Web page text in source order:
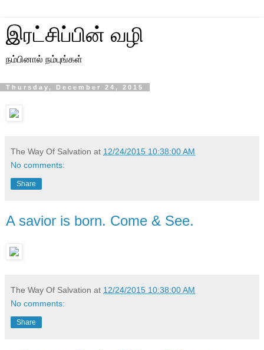
இரட்சிப்பின் வழி
நம்பினால் நம்புங்கள்
Thursday, December 24, 2015
The Way Of Salvation at 12/24/2015 10:38:00 AM
No comments:
Share
A savior is born. Come & See.
The Way Of Salvation at 12/24/2015 10:38:00 AM
No comments:
Share